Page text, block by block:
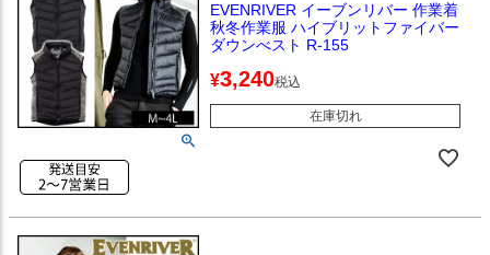
EVENRIVER イーブンリバー 作業着
秋冬作業服 ハイブリットファイバー
ダウンべスト R-155
¥3,240税込
在庫切れ